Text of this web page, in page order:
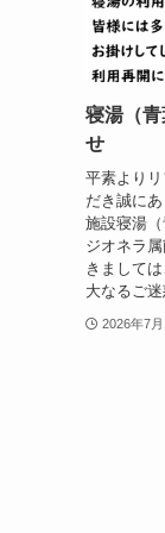
寝湯（
せ
平素より
だき誠に
施設寝湯
ジオネラ
きまして
大なるご
2026年7月